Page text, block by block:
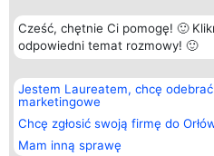
Cześć, chętnie Ci pomogę! 🙂
odpowiedni temat rozmowy! 🙂
Jestem Laureatem, chcę odebrać
marketingowe
Chcę zgłosić swoją firmę do
Mam inną sprawę
Organizator plebiscytu
Bright Side Solutions sp. z o.
o. sp. k.
ul. Ruska 22
Wrocław 50-079
KRS 0000749100 | Regon
Laureaci
wszystkich
Laureatów